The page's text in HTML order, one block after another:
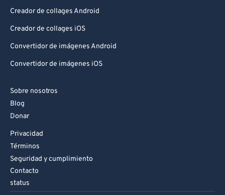
Creador de collages Android
Creador de collages iOS
Convertidor de imágenes Android
Convertidor de imágenes iOS
Sobre nosotros
Blog
Donar
Privacidad
Términos
Seguridad y cumplimiento
Contacto
status